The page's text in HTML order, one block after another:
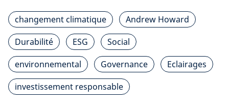
changement climatique
Andrew Howard
Durabilité
ESG
Social
environnemental
Governance
Eclairages
investissement responsable